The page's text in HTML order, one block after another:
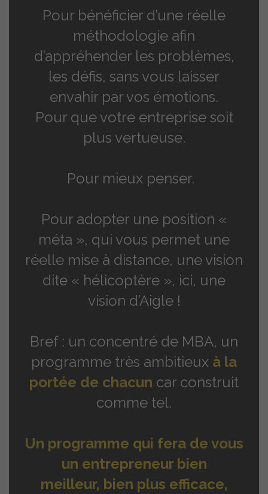
Pour bénéficier d’une réelle
méthodologie afin
d’appréhender les problèmes,
les défis, sans vous laisser
envahir par vos émotions.
Pour que votre entreprise soit
plus vertueuse.
Pour mieux penser.
Pour adopter une position «
méta », qui vous permet une
réelle mise à distance, une vision
dite « hélicoptère », ici, une
vision d’Aigle !
Bref : un concentré de MBA, un
programme très ambitieux à la
portée de chacun car construit
comme tel.
Un programme qui fera de vous
un entrepreneur bien
meilleur, bien plus efficace,